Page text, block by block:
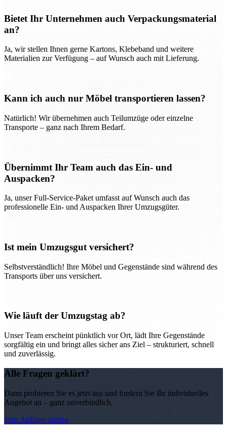
Bietet Ihr Unternehmen auch Verpackungsmaterial
an?
Ja, wir stellen Ihnen gerne Kartons, Klebeband und weitere
Materialien zur Verfügung – auf Wunsch auch mit Lieferung.
Kann ich auch nur Möbel transportieren lassen?
Natürlich! Wir übernehmen auch Teilumzüge oder einzelne
Transporte – ganz nach Ihrem Bedarf.
Übernimmt Ihr Team auch das Ein- und
Auspacken?
Ja, unser Full-Service-Paket umfasst auf Wunsch auch das
professionelle Ein- und Auspacken Ihrer Umzugsgüter.
Ist mein Umzugsgut versichert?
Selbstverständlich! Ihre Möbel und Gegenstände sind während des
Transports über uns versichert.
Wie läuft der Umzugstag ab?
Unser Team erscheint pünktlich vor Ort, lädt Ihre Gegenstände
sorgfältig ein und bringt alles sicher ans Ziel – strukturiert, schnell
und zuverlässig.
Alle Fragen geklärt?
Dann probieren Sie es jetzt aus und fordern Sie Ihr individuelles
Angebot an – ganz unverbindlich.
Jetzt Anfrage starten